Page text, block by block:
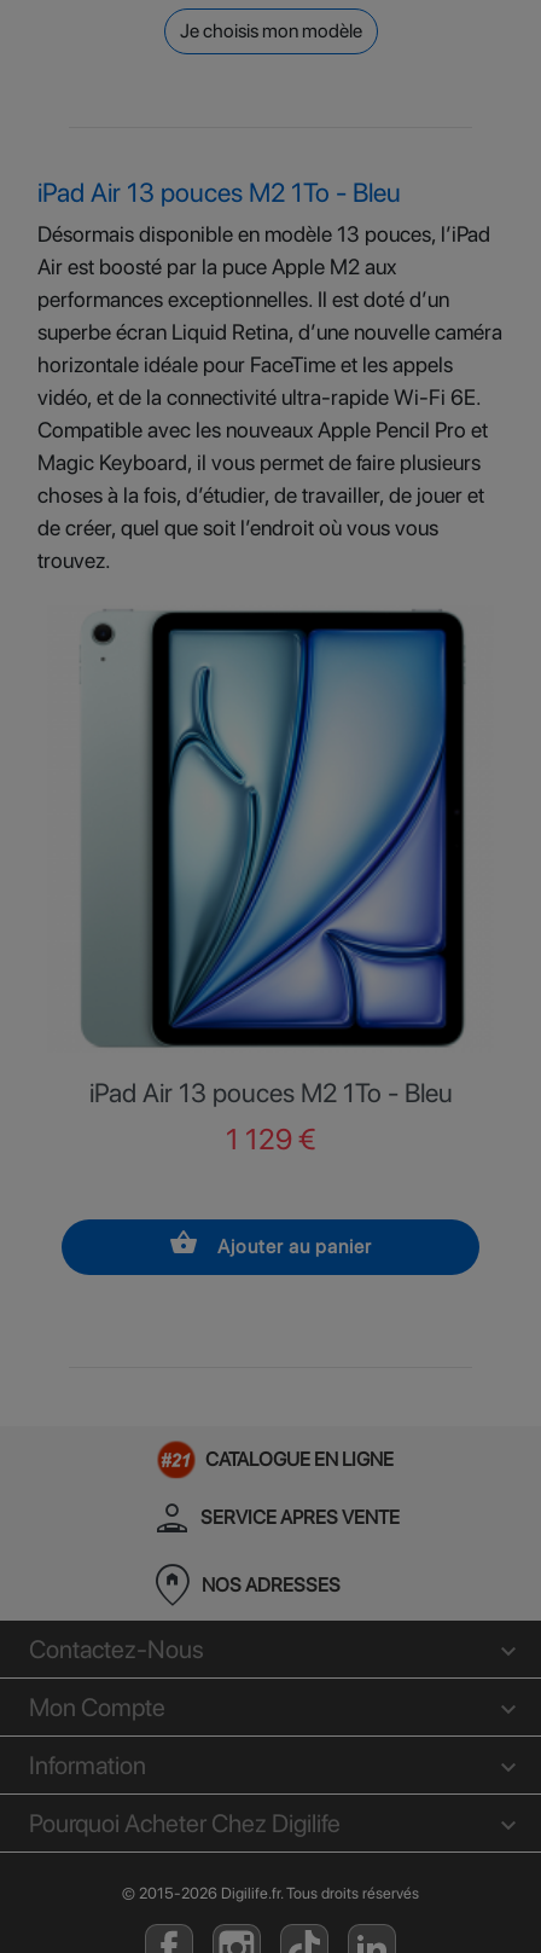
Je choisis mon modèle
iPad Air 13 pouces M2 1To - Bleu
Désormais disponible en modèle 13 pouces, l’iPad
Air est boosté par la puce Apple M2 aux
performances exceptionnelles. Il est doté d’un
superbe écran Liquid Retina, d’une nouvelle caméra
horizontale idéale pour FaceTime et les appels
vidéo, et de la connectivité ultra-rapide Wi-Fi 6E.
Compatible avec les nouveaux Apple Pencil Pro et
Magic Keyboard, il vous permet de faire plusieurs
choses à la fois, d’étudier, de travailler, de jouer et
de créer, quel que soit l’endroit où vous vous
trouvez.
iPad Air 13 pouces M2 1To - Bleu
Prix de base
Prix
1 129 €
shopping_basket Ajouter au panier
CATALOGUE EN LIGNE
person_apron SERVICE APRES VENTE
home_pin NOS ADRESSES
Contactez-Nous
Mon Compte
Information
Pourquoi Acheter Chez Digilife
© 2015-2026 Digilife.fr. Tous droits réservés